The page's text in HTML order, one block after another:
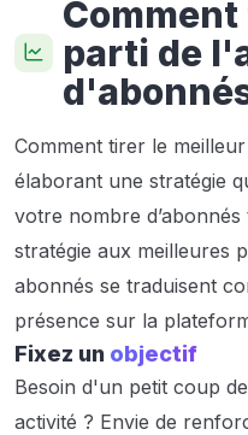
parti de
Comment tirer le
élaborant une stratégie
votre nombre
stratégie aux meilleures
abonnés se traduisent
présence sur la
Fixez un objectif
Besoin d'un petit coup
activité ? Envie de